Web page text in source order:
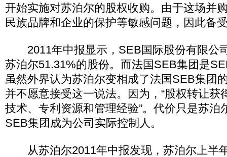
开始实施对苏泊尔的股权收购。由于这场并
民族品牌和企业的保护等敏感问题，因此备
2011年中报显示，SEB国际股份有限公
苏泊尔51.31%的股份。而法国SEB集团是
虽然外界认为苏泊尔变相成了法国SEB集团
并不愿意接受这一说法。因为，“股权转让获
技术、专利资源和管理经验”。代价只是苏泊
SEB集团成为公司实际控制人。
从苏泊尔2011年中报发现，苏泊尔上半